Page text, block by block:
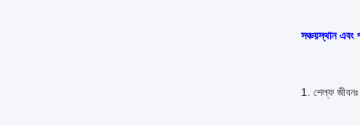
সঞ্চয়স্থান এবং
1. শেল্ফ জীবনঃ